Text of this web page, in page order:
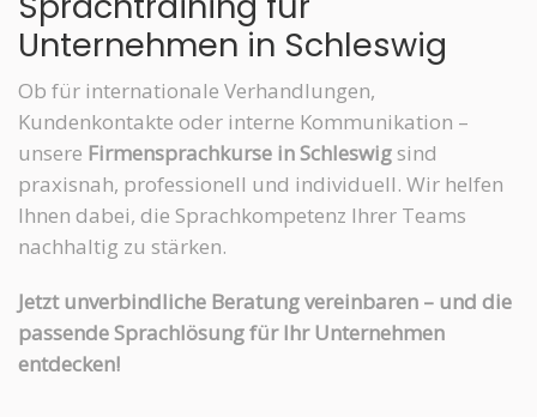
Unternehmen in Schleswig
Ob für internationale Verhandlungen,
Kundenkontakte oder interne Kommunikation –
unsere Firmensprachkurse in Schleswigsind
praxisnah, professionell und individuell. Wir helfen
Ihnen dabei, die Sprachkompetenz Ihrer Teams
nachhaltig zu stärken.
Jetzt unverbindliche Beratung vereinbaren – und die
passende Sprachlösung für Ihr Unternehmen
entdecken!